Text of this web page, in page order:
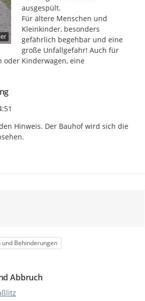
ausgespült.
Für ältere Menschen und
Kleinkinder, besonders
gefährlich begehbar und eine
große Unfallgefahr! Auch für
oder Kinderwagen, eine
Hinweis. Der Bauhof wird sich die
Äußerung
und Behinderungen
Abbruch